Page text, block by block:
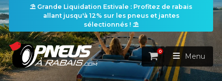
⛱️ Grande Liquidation Estivale : Profitez de rabais
allant jusqu'à 12% sur les pneus et jantes
sélectionnés ! ⛱️
Panier
0
Menu